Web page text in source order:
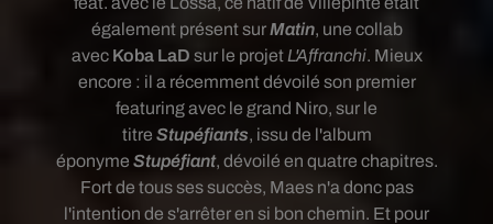
également présent surMatin, une collab
avec Koba LaD sur le projet L'Affranchi. Mieux
encore : il a récemment dévoilé son premier
featuring avec le grand Niro, sur le
titre Stupéfiants, issu de l'album
éponyme Stupéfiant, dévoilé en quatre chapitres.
Fort de tous ses succès, Maes n'a donc pas
l'intention de s'arrêter en si bon chemin. Et pour